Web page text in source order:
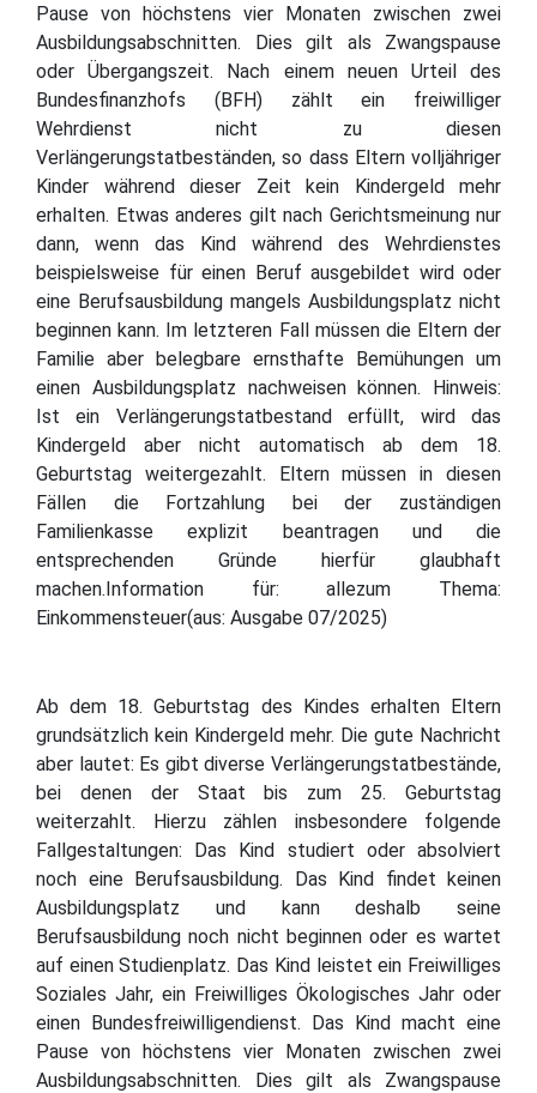
Pause von höchstens vier Monaten zwischen zwei
Ausbildungsabschnitten. Dies gilt als Zwangspause
oder Übergangszeit. Nach einem neuen Urteil des
Bundesfinanzhofs (BFH) zählt ein freiwilliger
Wehrdienst nicht zu diesen
Verlängerungstatbeständen, so dass Eltern volljähriger
Kinder während dieser Zeit kein Kindergeld mehr
erhalten. Etwas anderes gilt nach Gerichtsmeinung nur
dann, wenn das Kind während des Wehrdienstes
beispielsweise für einen Beruf ausgebildet wird oder
eine Berufsausbildung mangels Ausbildungsplatz nicht
beginnen kann. Im letzteren Fall müssen die Eltern der
Familie aber belegbare ernsthafte Bemühungen um
einen Ausbildungsplatz nachweisen können. Hinweis:
Ist ein Verlängerungstatbestand erfüllt, wird das
Kindergeld aber nicht automatisch ab dem 18.
Geburtstag weitergezahlt. Eltern müssen in diesen
Fällen die Fortzahlung bei der zuständigen
Familienkasse explizit beantragen und die
entsprechenden Gründe hierfür glaubhaft
machen.Information für: allezum Thema:
Einkommensteuer(aus: Ausgabe 07/2025)
Ab dem 18. Geburtstag des Kindes erhalten Eltern
grundsätzlich kein Kindergeld mehr. Die gute Nachricht
aber lautet: Es gibt diverse Verlängerungstatbestände,
bei denen der Staat bis zum 25. Geburtstag
weiterzahlt. Hierzu zählen insbesondere folgende
Fallgestaltungen: Das Kind studiert oder absolviert
noch eine Berufsausbildung. Das Kind findet keinen
Ausbildungsplatz und kann deshalb seine
Berufsausbildung noch nicht beginnen oder es wartet
auf einen Studienplatz. Das Kind leistet ein Freiwilliges
Soziales Jahr, ein Freiwilliges Ökologisches Jahr oder
einen Bundesfreiwilligendienst. Das Kind macht eine
Pause von höchstens vier Monaten zwischen zwei
Ausbildungsabschnitten. Dies gilt als Zwangspause